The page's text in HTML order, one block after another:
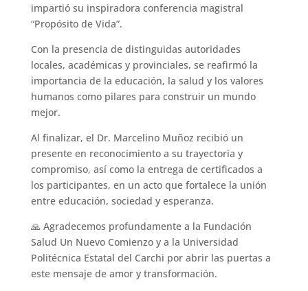
impartió su inspiradora conferencia magistral
“Propósito de Vida”.
Con la presencia de distinguidas autoridades
locales, académicas y provinciales, se reafirmó la
importancia de la educación, la salud y los valores
humanos como pilares para construir un mundo
mejor.
Al finalizar, el Dr. Marcelino Muñoz recibió un
presente en reconocimiento a su trayectoria y
compromiso, así como la entrega de certificados a
los participantes, en un acto que fortalece la unión
entre educación, sociedad y esperanza.
🙏 Agradecemos profundamente a la Fundación
Salud Un Nuevo Comienzo y a la Universidad
Politécnica Estatal del Carchi por abrir las puertas a
este mensaje de amor y transformación.